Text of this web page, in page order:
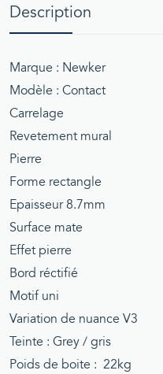
Description
Marque : Newker
Modèle : Contact
Carrelage
Revetement mural
Pierre
Forme rectangle
Epaisseur 8.7mm
Surface mate
Effet pierre
Bord réctifié
Motif uni
Variation de nuance V3
Teinte : Grey / gris
Poids de boite : 22kg